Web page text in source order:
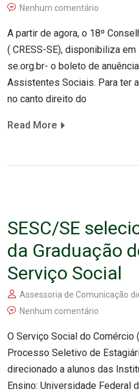
Nenhum comentário
A partir de agora, o 18º
( CRESS-SE), disponibiliza
se.org.br- o boleto de
Assistentes Sociais. Para ter
no canto direito do
Read More
SESC/SE
da Graduação
Serviço Social
Assessoria de Comunicação
Nenhum comentário
O Serviço Social do Comércio
Processo Seletivo de
direcionado a alunos das
Ensino: Universidade Federal